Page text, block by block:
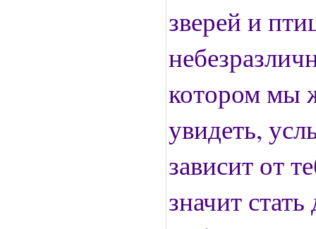
зверей и
котором мы
увидеть,
зависит от
значит